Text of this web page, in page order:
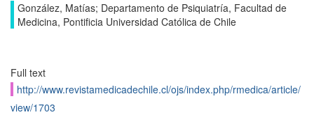
González, Matías; Departamento de Psiquiatría, Facultad de
Medicina, Pontificia Universidad Católica de Chile
Full text
http://www.revistamedicadechile.cl/ojs/index.php/rmedica/article/
view/1703